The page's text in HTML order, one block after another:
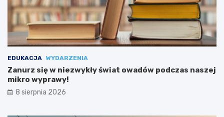
EDUKACJA WYDARZENIA
Zanurz się w niezwykły świat owadów podczas naszej
mikro wyprawy!
8 sierpnia 2026